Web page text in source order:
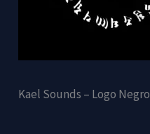
Kael Sounds – Logo Negro